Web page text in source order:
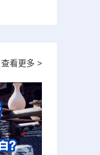
查看更多 >